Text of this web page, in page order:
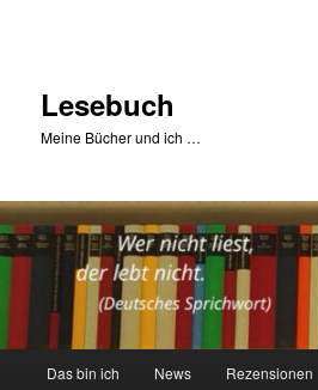
Lesebuch
Meine Bücher und ich …
Das bin ich News Rezensionen